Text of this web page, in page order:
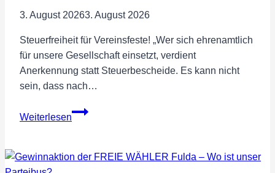
Wahl
3. August 20263. August 2026
Steuerfreiheit für Vereinsfeste! „Wer sich ehrenamtlich
für unsere Gesellschaft einsetzt, verdient
Anerkennung statt Steuerbescheide. Es kann nicht
sein, dass nach…
Weiterlesen
Anerkennung
statt